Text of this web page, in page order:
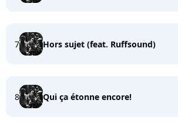
7 Hors sujet (feat. Ruffsound)
8 Qui ça étonne encore!